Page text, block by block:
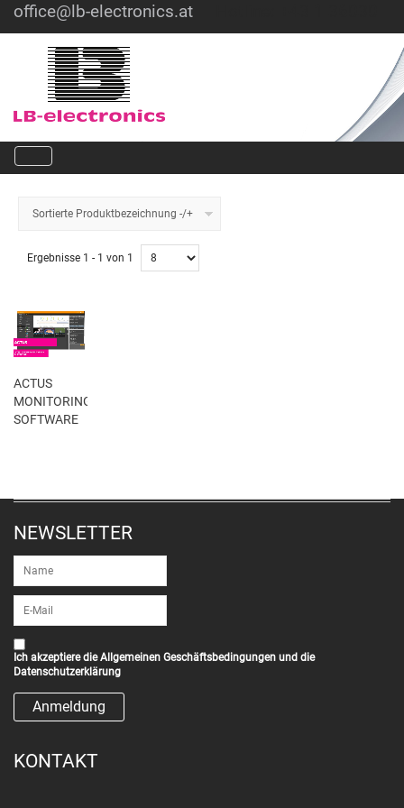
office@lb-electronics.at
Sortierte Produktbezeichnung -/+
Ergebnisse 1 - 1 von 1
ACTUS
MONITORING
SOFTWARE
NEWSLETTER
Ich akzeptiere dieAllgemeinen Geschäftsbedingungen und die
Datenschutzerklärung
KONTAKT